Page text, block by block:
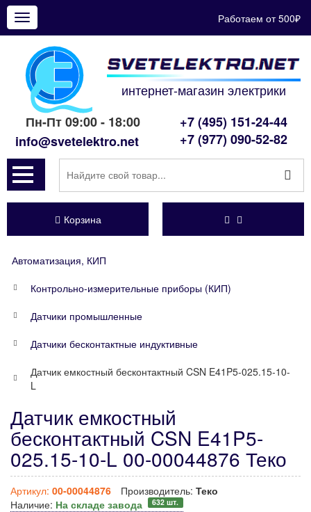
Показать
меню
Работаем от 500₽
интернет-магазин электрики
Пн-Пт 09:00 - 18:00
info@svetelektro.net
+7 (495) 151-24-44
+7 (977) 090-52-82
Корзина
Автоматизация, КИП
Контрольно-измерительные приборы (КИП)
Датчики промышленные
Датчики бесконтактные индуктивные
Датчик емкостный бесконтактный CSN E41P5-025.15-10-
L
Датчик емкостный
бесконтактный CSN E41P5-
025.15-10-L 00-00044876 Теко
Артикул: 00-00044876 Производитель: Теко
Наличие: На складе завода 632 шт.